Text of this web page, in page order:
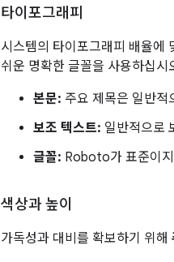
타이포그래피
시스템의 타이포그래피 배율에
쉬운 명확한 글꼴을 사용하십시
본문: 주요 제목은 일반적
보조 텍스트: 일반적으로
글꼴: Roboto가 표준이
색상과 높이
가독성과 대비를 확보하기 위해